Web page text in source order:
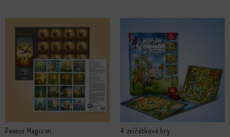
Pexeso Magicon 4 zvířátkové hry